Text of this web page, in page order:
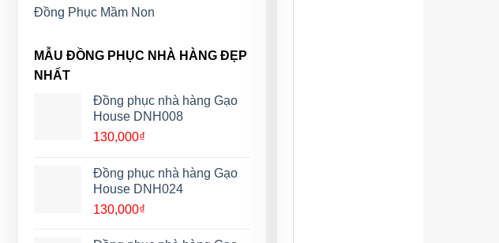
Đồng Phục Mầm Non
MẪU ĐỒNG PHỤC NHÀ HÀNG ĐẸP
NHẤT
Đồng phục nhà hàng Gạo
House DNH008
130,000₫
Đồng phục nhà hàng Gạo
House DNH024
130,000₫